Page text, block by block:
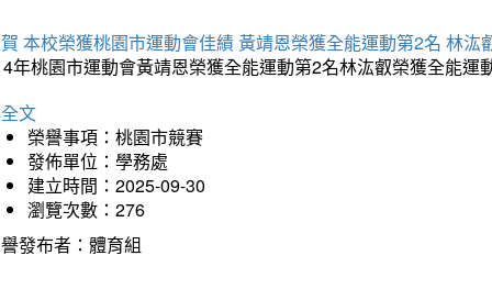
本校榮獲桃園市運動會佳績 黃靖恩榮獲全能運動第2名 林汯
年桃園市運動會黃靖恩榮獲全能運動第2名林汯叡榮獲全能運
文
榮譽事項：桃園市競賽
發佈單位：學務處
建立時間：2025-09-30
瀏覽次數：276
發布者：體育組